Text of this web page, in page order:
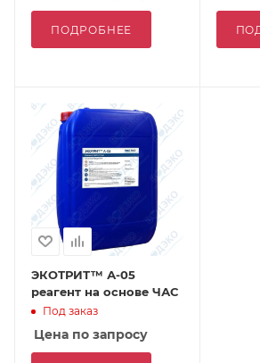
ПОДРОБНЕЕ
ЭКОТРИТ™ А-05
реагент на основе ЧАС
Под заказ
Цена по запросу